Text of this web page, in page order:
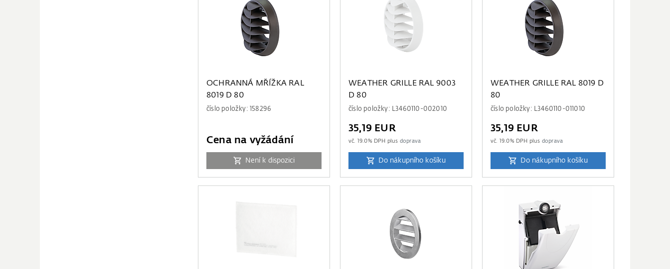
OCHRANNÁ MŘÍŽKA RAL
8019 D 80
číslo položky: 158296
Cena na vyžádání
Není k dispozici
WEATHER GRILLE RAL 9003
D 80
číslo položky: L3460110-002010
35,19 EUR
vč. 19.0% DPH plus doprava
Do nákupního košíku
WEATHER GRILLE RAL 8019 D
80
číslo položky: L3460110-011010
35,19 EUR
vč. 19.0% DPH plus doprava
Do nákupního košíku